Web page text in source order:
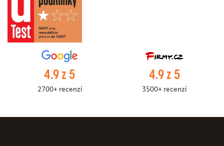
4.9 z 5
2700+ recenzí
4.9 z 5
3500+ recenzí